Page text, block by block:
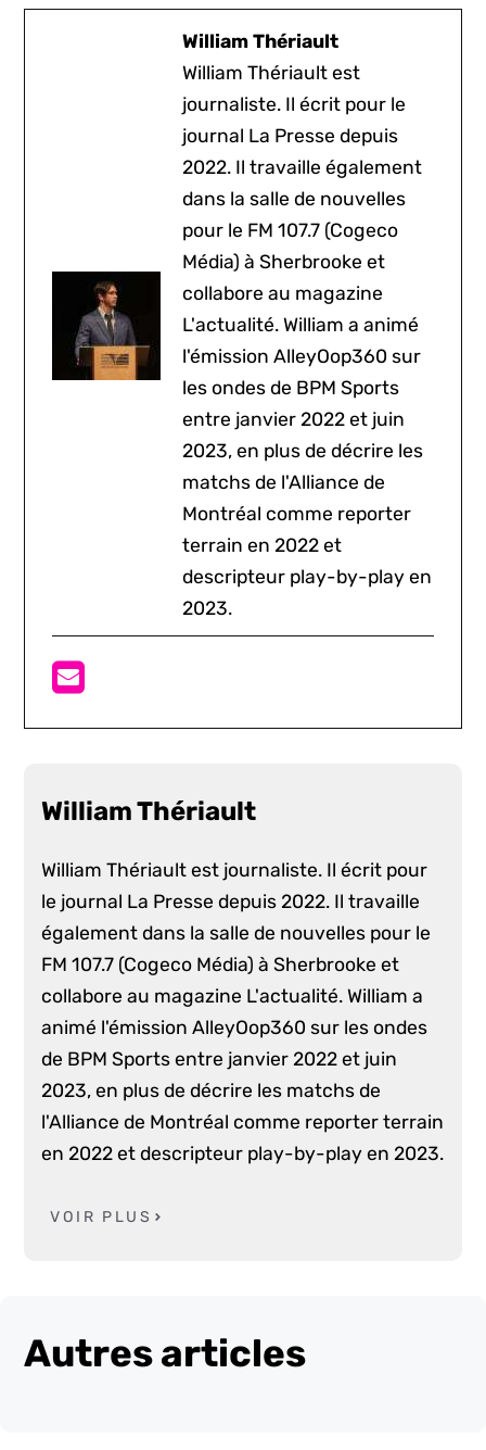
William Thériault
William Thériault est
journaliste. Il écrit pour le
journal La Presse depuis
2022. Il travaille également
dans la salle de nouvelles
pour le FM 107.7 (Cogeco
Média) à Sherbrooke et
collabore au magazine
L'actualité. William a animé
l'émission AlleyOop360 sur
les ondes de BPM Sports
entre janvier 2022 et juin
2023, en plus de décrire les
matchs de l'Alliance de
Montréal comme reporter
terrain en 2022 et
descripteur play-by-play en
2023.
William Thériault
William Thériault est journaliste. Il écrit pour
le journal La Presse depuis 2022. Il travaille
également dans la salle de nouvelles pour le
FM 107.7 (Cogeco Média) à Sherbrooke et
collabore au magazine L'actualité. William a
animé l'émission AlleyOop360 sur les ondes
de BPM Sports entre janvier 2022 et juin
2023, en plus de décrire les matchs de
l'Alliance de Montréal comme reporter terrain
en 2022 et descripteur play-by-play en 2023.
VOIR PLUS
Autres articles